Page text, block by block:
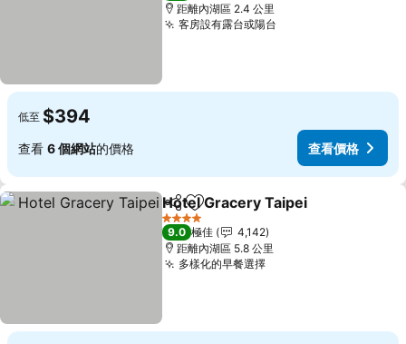
距離內湖區 2.4 公里
客房設有露台或陽台
低至 $394
查看 6 個網站的價格 查看價格
分享 放到收藏夾
Hotel Gracery Taipei
4 星級
9.0 極佳
4,142
距離內湖區 5.8 公里
多樣化的早餐選擇查看價格